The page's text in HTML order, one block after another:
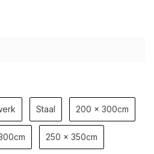
Staal 200 x 300cm
250 x 350cm